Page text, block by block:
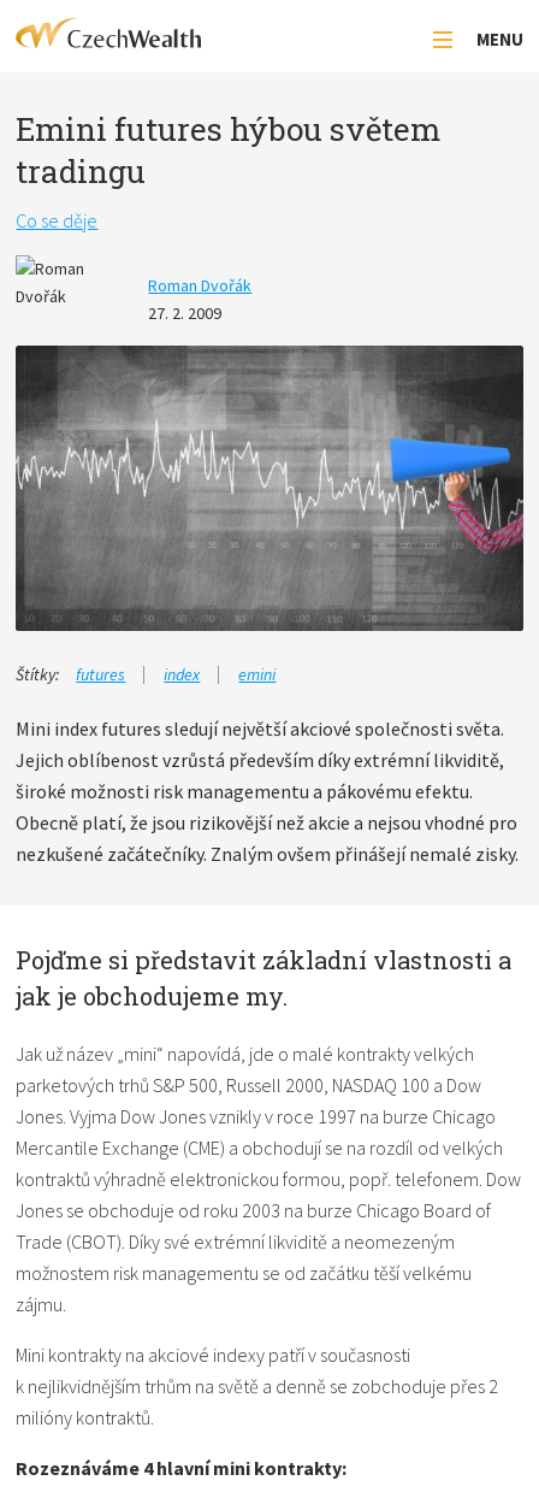
MENU
Emini futures hýbou světem
tradingu
Co se děje
Roman Dvořák
27. 2. 2009
Štítky: futures index emini
Mini index futures sledují největší akciové společnosti světa.
Jejich oblíbenost vzrůstá především díky extrémní likviditě,
široké možnosti risk managementu a pákovému efektu.
Obecně platí, že jsou rizikovější než akcie a nejsou vhodné pro
nezkušené začátečníky. Znalým ovšem přinášejí nemalé zisky.
Pojďme si představit základní vlastnosti a
jak je obchodujeme my.
Jak už název „mini“ napovídá, jde o malé kontrakty velkých
parketových trhů S&P 500, Russell 2000, NASDAQ 100 a Dow
Jones. Vyjma Dow Jones vznikly v roce 1997 na burze Chicago
Mercantile Exchange (CME) a obchodují se na rozdíl od velkých
kontraktů výhradně elektronickou formou, popř. telefonem. Dow
Jones se obchoduje od roku 2003 na burze Chicago Board of
Trade (CBOT). Díky své extrémní likviditě a neomezeným
možnostem risk managementu se od začátku těší velkému
zájmu.
Mini kontrakty na akciové indexy patří v současnosti
k nejlikvidnějším trhům na světě a denně se zobchoduje přes 2
milióny kontraktů.
Rozeznáváme 4 hlavní mini kontrakty: